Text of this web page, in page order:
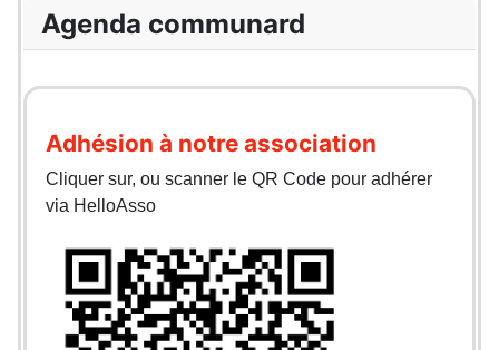
Agenda communard
Adhésion à notre association
Cliquer sur, ou scanner le QR Code pour adhérer
via HelloAsso